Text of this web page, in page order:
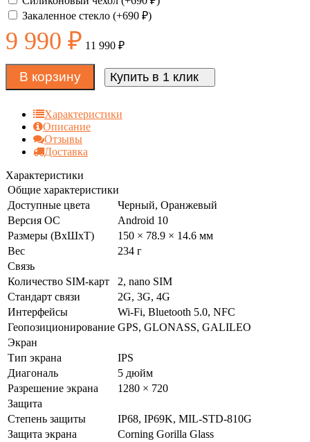
Закаленное стекло (+690 ₽)
9 990 ₽ 11 990 ₽
В корзину Купить в 1 клик
Характеристики
Описание
Отзывы
Доставка
Характеристики
Общие характеристики
Доступные цвета
Черный, Оранжевый
Версия ОС
Android 10
Размеры (ВxШxТ)
150 × 78.9 × 14.6 мм
Вес
234 г
Связь
Количество SIM-карт
2, nano SIM
Стандарт связи
2G, 3G, 4G
Интерфейсы
Wi-Fi, Bluetooth 5.0, NFC
Геопозиционирование GPS, GLONASS, GALILEO
Экран
Тип экрана
IPS
Диагональ
5 дюйм
Разрешение экрана
1280 × 720
Защита
Степень защиты
IP68, IP69K, MIL-STD-810G
Защита экрана
Corning Gorilla Glass